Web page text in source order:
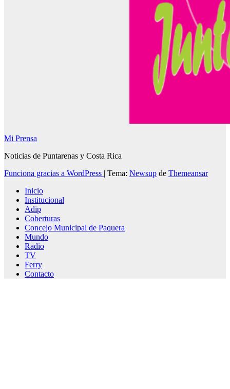
Mi Prensa
Noticias de Puntarenas y Costa Rica
Funciona gracias a WordPress | Tema: Newsup de Themeansar
Inicio
Institucional
Adip
Coberturas
Concejo Municipal de Paquera
Mundo
Radio
TV
Ferry
Contacto